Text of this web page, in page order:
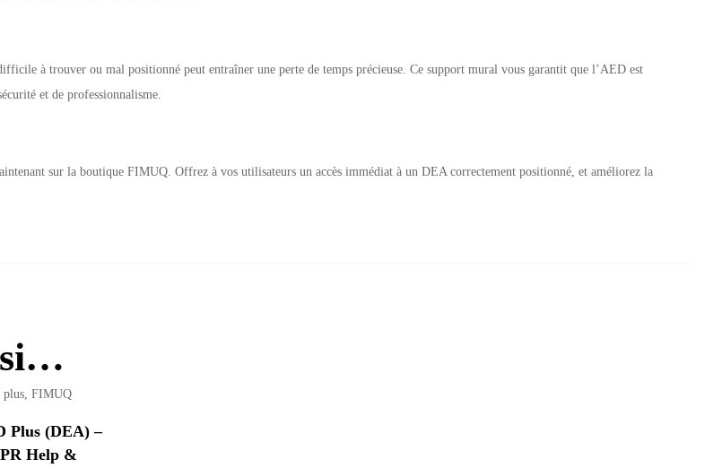
à trouver ou mal positionné peut entraîner une perte de temps précieuse. Ce support mural vous garantit que l’AED est
et de professionnalisme.
sur la boutique FIMUQ. Offrez à vos utilisateurs un accès immédiat à un DEA correctement positionné, et améliorez la
Plus (DEA) –
Help &